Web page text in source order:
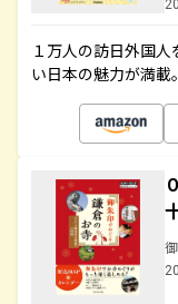
１万人の訪日外国
い日本の魅力が満載